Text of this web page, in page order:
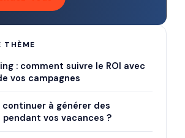
THÈME
: comment suivre le ROI avec
vos campagnes
à générer des
vos vacances ?